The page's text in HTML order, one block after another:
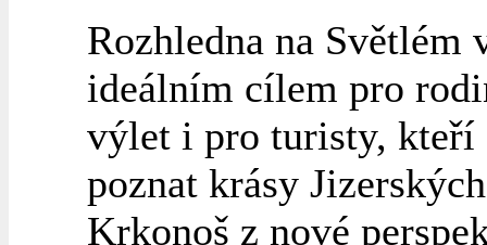
Rozhledna na Světlém
ideálním cílem pro
výlet i pro turisty, kteří
poznat krásy
Krkonoš z nové